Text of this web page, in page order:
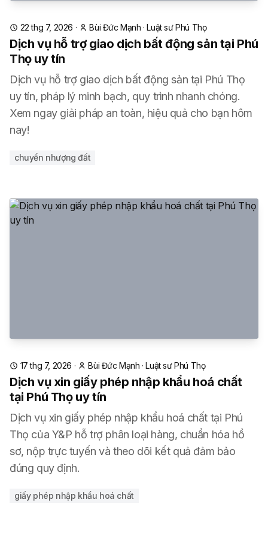
22 thg 7, 2026 · Bùi Đức Mạnh ·Luật sư Phú Thọ
Dịch vụ hỗ trợ giao dịch bất động sản tại Phú
Thọ uy tín
Dịch vụ hỗ trợ giao dịch bất động sản tại Phú Thọ
uy tín, pháp lý minh bạch, quy trình nhanh chóng.
Xem ngay giải pháp an toàn, hiệu quả cho bạn hôm
nay!
chuyển nhượng đất
17 thg 7, 2026 · Bùi Đức Mạnh ·Luật sư Phú Thọ
Dịch vụ xin giấy phép nhập khẩu hoá chất
tại Phú Thọ uy tín
Dịch vụ xin giấy phép nhập khẩu hoá chất tại Phú
Thọ của Y&P hỗ trợ phân loại hàng, chuẩn hóa hồ
sơ, nộp trực tuyến và theo dõi kết quả đảm bảo
đúng quy định.
giấy phép nhập khẩu hoá chất